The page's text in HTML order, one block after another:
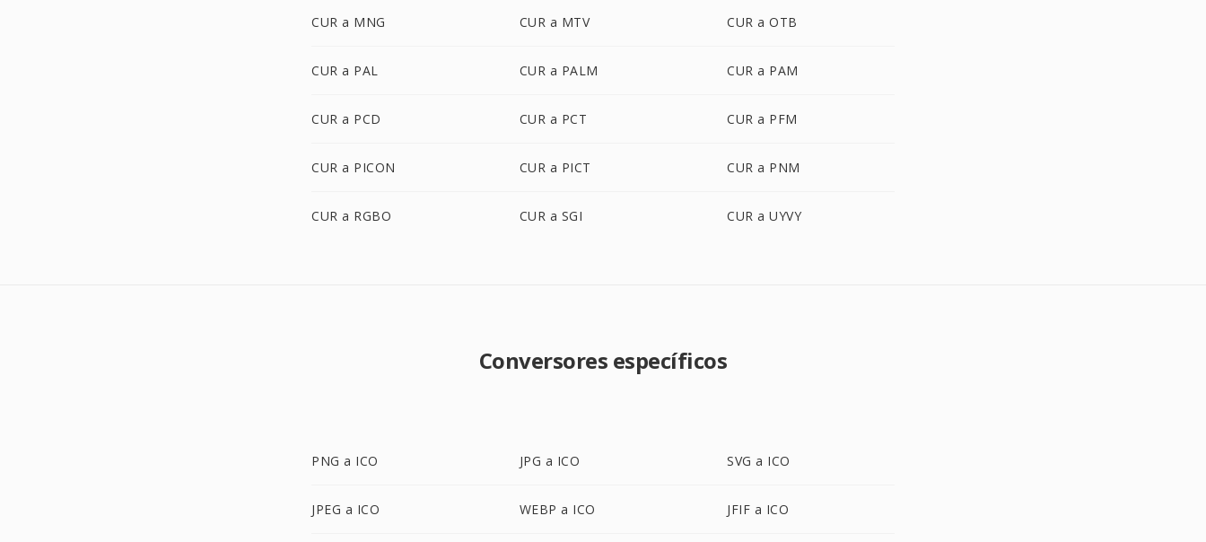
CUR a MNG CUR a MTV CUR a OTB
CUR a PAL CUR a PALM CUR a PAM
CUR a PCD CUR a PCT CUR a PFM
CUR a PICON CUR a PICT CUR a PNM
CUR a RGBO CUR a SGI CUR a UYVY
Conversores específicos
PNG a ICO JPG a ICO SVG a ICO
JPEG a ICO WEBP a ICO JFIF a ICO